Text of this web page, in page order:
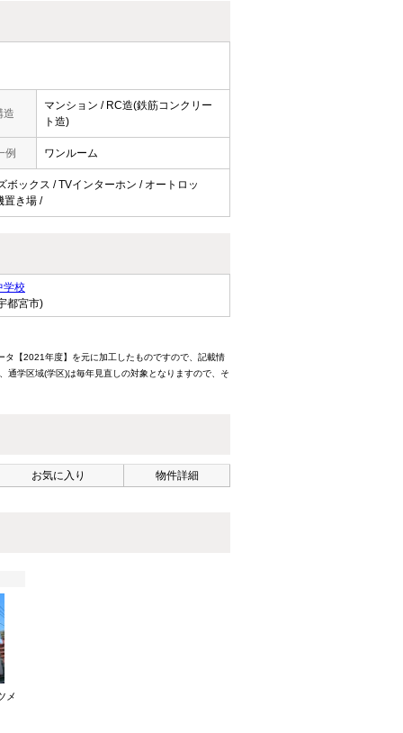
造
マンション / RC造(鉄筋コンクリー
ト造)
例 ワンルーム
ボックス / TVインターホン / オートロッ
置き場 /
学校
都宮市)
【2021年度】を元に加工したものですので、記載情
通学区域(学区)は毎年見直しの対象となりますので、そ
お気に入り 物件詳細
メ